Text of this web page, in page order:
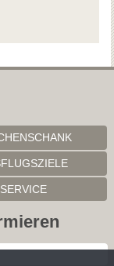
SERVICE